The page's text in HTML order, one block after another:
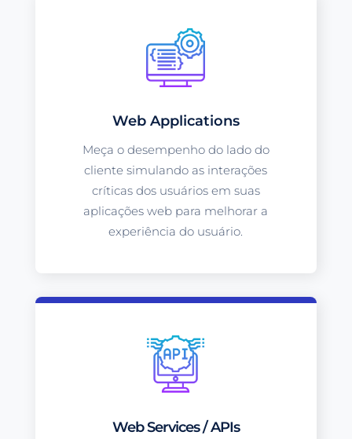
Web Applications
Meça o desempenho do lado do
cliente simulando as interações
críticas dos usuários em suas
aplicações web para melhorar a
experiência do usuário.
Web Services / APIs